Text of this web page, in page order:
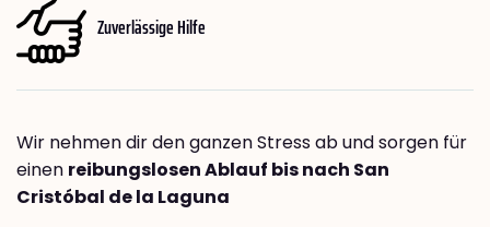
Zuverlässige Hilfe
Wir nehmen dir den ganzen Stress ab und sorgen für
einen reibungslosen Ablauf bis nach San
Cristóbal de la Laguna